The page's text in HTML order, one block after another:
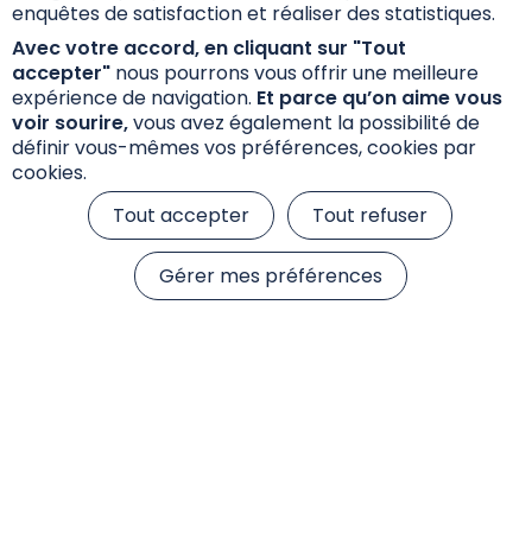
enquêtes de satisfaction et réaliser des statistiques.
Avec votre accord, en cliquant sur "Tout
accepter" nous pourrons vous offrir une meilleure
expérience de navigation. Et parce qu’on aime vous
voir sourire,vous avez également la possibilité de
définir vous-mêmes vos préférences, cookies par
cookies.
Tout accepter
Tout refuser
Gérer mes préférences
Fiche Reporting
Lettre d’information aux porteurs de parts
Inventaire
Inventaire fonds maître